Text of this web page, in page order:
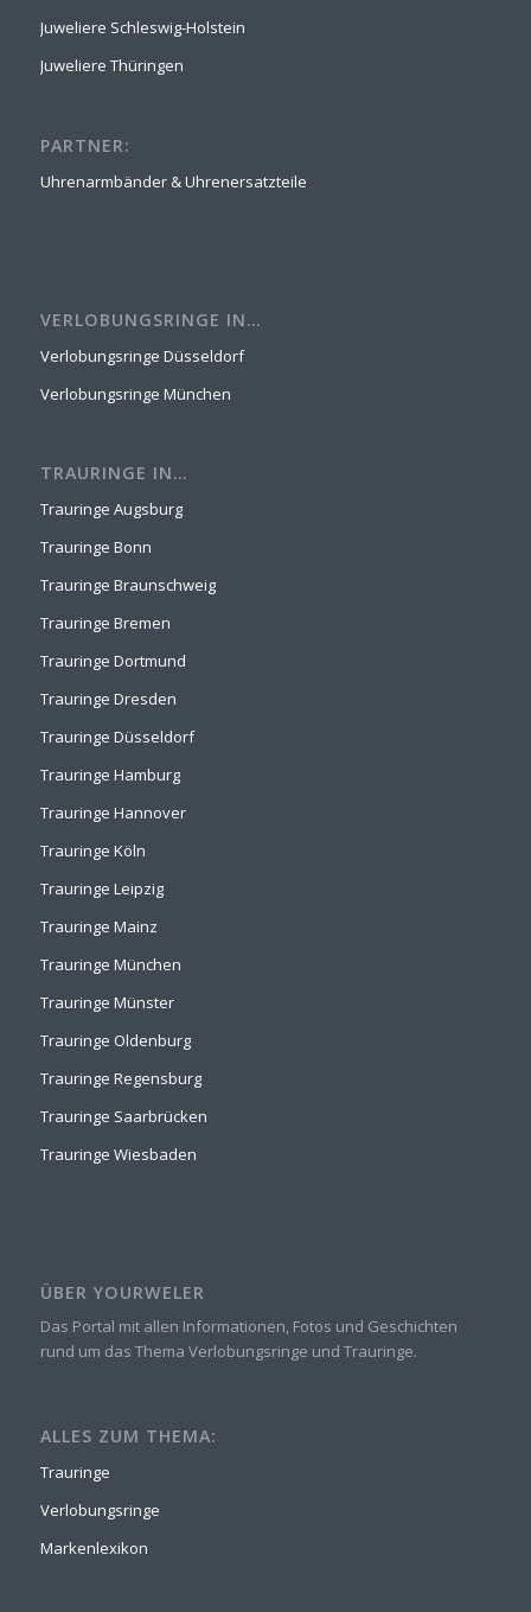
Juweliere Schleswig-Holstein
Juweliere Thüringen
PARTNER:
Uhrenarmbänder & Uhrenersatzteile
VERLOBUNGSRINGE IN…
Verlobungsringe Düsseldorf
Verlobungsringe München
TRAURINGE IN…
Trauringe Augsburg
Trauringe Bonn
Trauringe Braunschweig
Trauringe Bremen
Trauringe Dortmund
Trauringe Dresden
Trauringe Düsseldorf
Trauringe Hamburg
Trauringe Hannover
Trauringe Köln
Trauringe Leipzig
Trauringe Mainz
Trauringe München
Trauringe Münster
Trauringe Oldenburg
Trauringe Regensburg
Trauringe Saarbrücken
Trauringe Wiesbaden
ÜBER YOURWELER
Das Portal mit allen Informationen, Fotos und Geschichten
rund um das Thema Verlobungsringe und Trauringe.
ALLES ZUM THEMA:
Trauringe
Verlobungsringe
Markenlexikon